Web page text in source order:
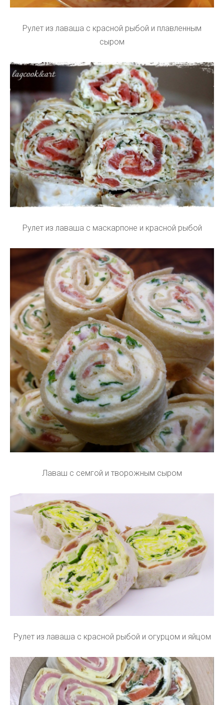
Рулет из лаваша с красной рыбой и плавленным
сыром
Рулет из лаваша с маскарпоне и красной рыбой
Лаваш с семгой и творожным сыром
Рулет из лаваша с красной рыбой и огурцом и яйцом